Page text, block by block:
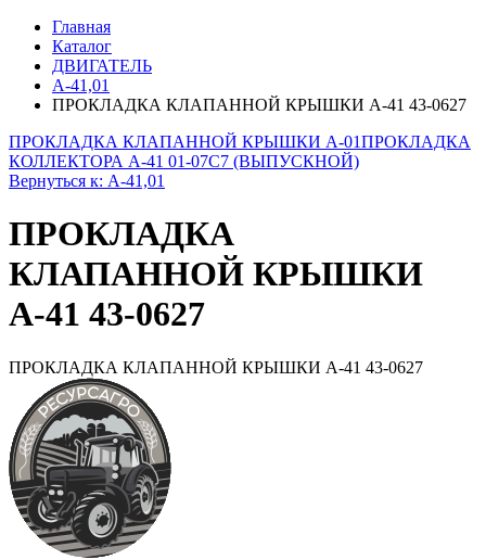
Главная
Каталог
ДВИГАТЕЛЬ
А-41,01
ПРОКЛАДКА КЛАПАННОЙ КРЫШКИ А-41 43-0627
ПРОКЛАДКА КЛАПАННОЙ КРЫШКИ А-01ПРОКЛАДКА
КОЛЛЕКТОРА А-41 01-07С7 (ВЫПУСКНОЙ)
Вернуться к: А-41,01
ПРОКЛАДКА
КЛАПАННОЙ КРЫШКИ
А-41 43-0627
ПРОКЛАДКА КЛАПАННОЙ КРЫШКИ А-41 43-0627